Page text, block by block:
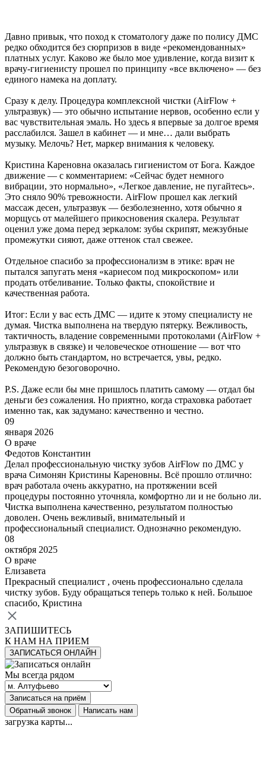
Давно привык, что поход к стоматологу даже по полису ДМС
редко обходится без сюрпризов в виде «рекомендованных»
платных услуг. Каково же было мое удивление, когда визит к
врачу-гигиенисту прошел по принципу «все включено» — без
единого намека на доплату.
Сразу к делу. Процедура комплексной чистки (AirFlow +
ультразвук) — это обычно испытание нервов, особенно если у
вас чувствительная эмаль. Но здесь я впервые за долгое время
расслабился. Зашел в кабинет — и мне… дали выбрать
музыку. Мелочь? Нет, маркер внимания к человеку.
Кристина Кареновна оказалась гигиенистом от Бога. Каждое
движение — с комментарием: «Сейчас будет немного
вибрации, это нормально», «Легкое давление, не пугайтесь».
Это сняло 90% тревожности. AirFlow прошел как легкий
массаж десен, ультразвук — безболезненно, хотя обычно я
морщусь от малейшего прикосновения скалера. Результат
оценил уже дома перед зеркалом: зубы скрипят, межзубные
промежутки сияют, даже оттенок стал свежее.
Отдельное спасибо за профессионализм в этике: врач не
пытался запугать меня «кариесом под микроскопом» или
продать отбеливание. Только факты, спокойствие и
качественная работа.
Итог: Если у вас есть ДМС — идите к этому специалисту не
думая. Чистка выполнена на твердую пятерку. Вежливость,
тактичность, владение современными протоколами (AirFlow +
ультразвук в связке) и человеческое отношение — вот что
должно быть стандартом, но встречается, увы, редко.
Рекомендую безоговорочно.
P.S. Даже если бы мне пришлось платить самому — отдал бы
деньги без сожаления. Но приятно, когда страховка работает
именно так, как задумано: качественно и честно.
09
января 2026
О враче
Федотов Константин
Делал профессиональную чистку зубов AirFlow по ДМС у
врача Симонян Кристины Кареновны. Всё прошло отлично:
врач работала очень аккуратно, на протяжении всей
процедуры постоянно уточняла, комфортно ли и не больно ли.
Чистка выполнена качественно, результатом полностью
доволен. Очень вежливый, внимательный и
профессиональный специалист. Однозначно рекомендую.
08
октября 2025
О враче
Елизавета
Прекрасный специалист , очень профессионально сделала
чистку зубов. Буду обращаться теперь только к ней. Большое
спасибо, Кристина
ЗАПИШИТЕСЬ
К НАМ НА ПРИЕМ
ЗАПИСАТЬСЯ ОНЛАЙН
Мы всегда рядом
Записаться на приём
Обратный звонок
Написать нам
загрузка карты...